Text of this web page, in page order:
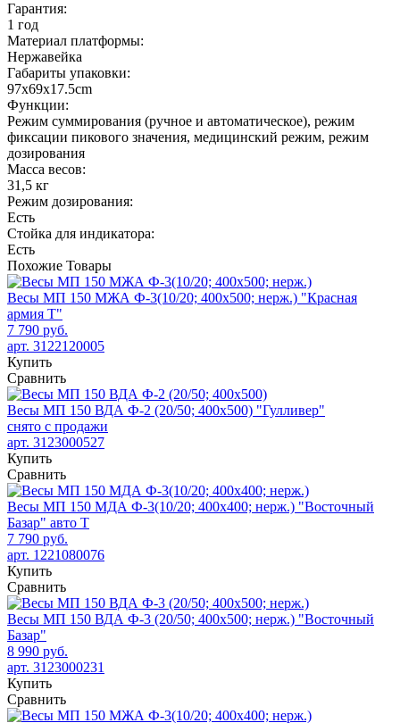
Гарантия:
1 год
Материал платформы:
Нержавейка
Габариты упаковки:
97х69х17.5cm
Функции:
Режим суммирования (ручное и автоматическое), режим
фиксации пикового значения, медицинский режим, режим
дозирования
Масса весов:
31,5 кг
Режим дозирования:
Есть
Стойка для индикатора:
Есть
Похожие Товары
Весы МП 150 МЖА Ф-3(10/20; 400х500; нерж.) "Красная
армия Т"
7 790 руб.
арт. 3122120005
Купить
Сравнить
Весы МП 150 ВДА Ф-2 (20/50; 400х500) "Гулливер"
снято с продажи
арт. 3123000527
Купить
Сравнить
Весы МП 150 МДА Ф-3(10/20; 400х400; нерж.) "Восточный
Базар" авто Т
7 790 руб.
арт. 1221080076
Купить
Сравнить
Весы МП 150 ВДА Ф-3 (20/50; 400х500; нерж.) "Восточный
Базар"
8 990 руб.
арт. 3123000231
Купить
Сравнить